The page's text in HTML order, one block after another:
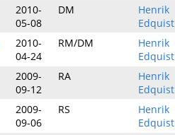
2010-
05-08
DM
Henrik
Edquist
2010-
04-24
RM/DM
Henrik
Edquist
2009-
09-12
RA
Henrik
Edquist
2009-
09-06
RS
Henrik
Edquist